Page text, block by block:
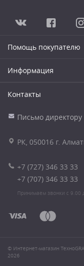
Помощь покупателю
Информация
Контакты
Письмо директору
РК, 050016 г.
+7 (727) 346 33 33
+7 (707) 346 33 33
Принимаем звонки с 9.00
© Интернет-магазин
2026